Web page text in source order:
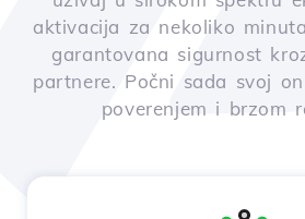
aktivacija za nekoliko
garantovana sigurnost
partnere. Počni sada svoj
poverenjem i brzom